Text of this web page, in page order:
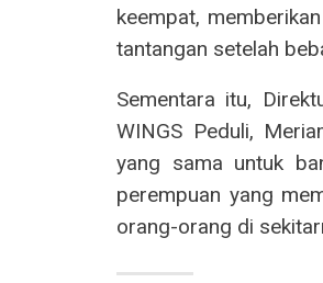
keempat,
tantangan setelah
Sementara itu,
WINGS Peduli,
yang sama untuk
perempuan yang
orang-orang di